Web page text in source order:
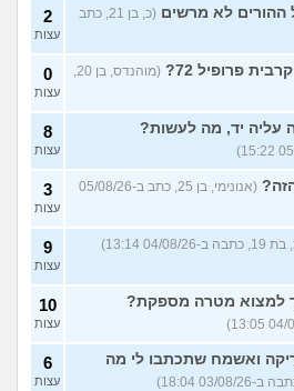
מה
7
עצות
10
הזמן
2
ההורים לא מרשים
(כ, בן 21, כתב
2
עצות
פרופיל 72?
(מוהנדס, בן 20,
0
עצות
עליה יד, מה לעשות? 8
עצות
(אנונימי, בן 25, כתב ב-05/08/26
3
עצות
08/26 13:14)
9
עצות
למצוא מטרה מספקת? 10
עצות
ואשמח שתכתבו לי מה
6
עצות